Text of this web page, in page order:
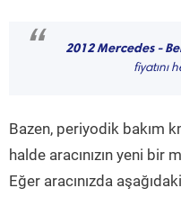
“ 2012 Mercedes -
fiyatını
Bazen, periyodik bakım
halde aracınızın yeni bir
Eğer aracınızda